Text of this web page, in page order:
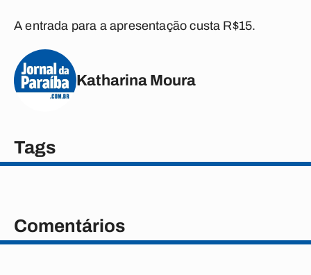
A entrada para a apresentação custa R$15.
Katharina Moura
Tags
Comentários